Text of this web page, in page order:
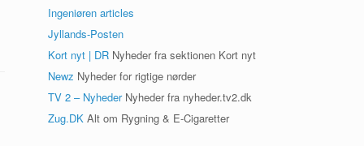
Ingeniøren articles
Jyllands-Posten
Kort nyt | DR Nyheder fra sektionen Kort nyt
Newz Nyheder for rigtige nørder
TV 2 – NyhederNyheder fra nyheder.tv2.dk
Zug.DK Alt om Rygning & E-Cigaretter